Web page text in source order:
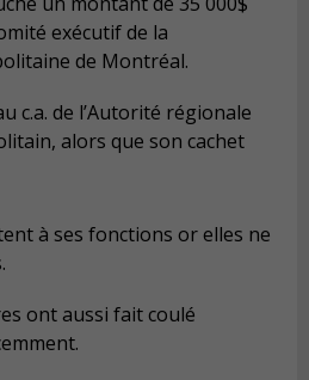
exécutif de la
de Montréal.
c.a. de l’Autorité régionale
alors que son cachet
à ses fonctions or elles ne
ont aussi fait coulé